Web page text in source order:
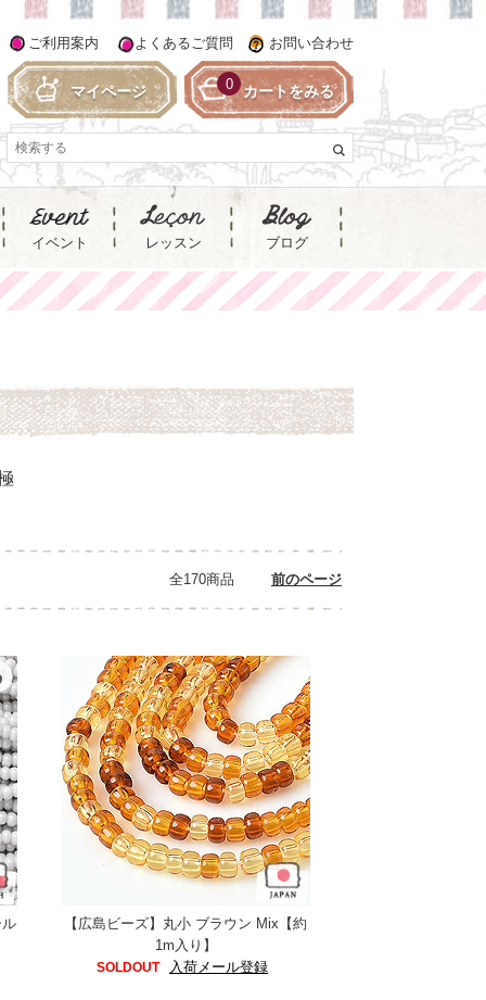
イベント レッスン ブログ
ご利用案内 よくあるご質問 お問い合わせ
マイページ カートをみる
0
全170商品 前のページ
【広島ビーズ】丸小 ブラウン Mix【約
1m入り】
SOLDOUT 入荷メール登録